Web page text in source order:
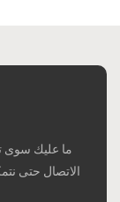
ما عليك سوى
الاتصال حتى